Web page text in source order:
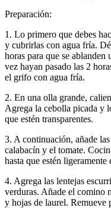
Preparación:
1. Lo primero que debes
y cubrirlas con agua fría.
horas para que se
vez hayan pasado las 2
el grifo con agua fría.
2. En una olla grande,
Agrega la cebolla picada y
que estén transparentes.
3. A continuación, añade
calabacín y el tomate.
hasta que estén ligeramente
4. Agrega las lentejas
verduras. Añade el comino
y hojas de laurel. Remueve